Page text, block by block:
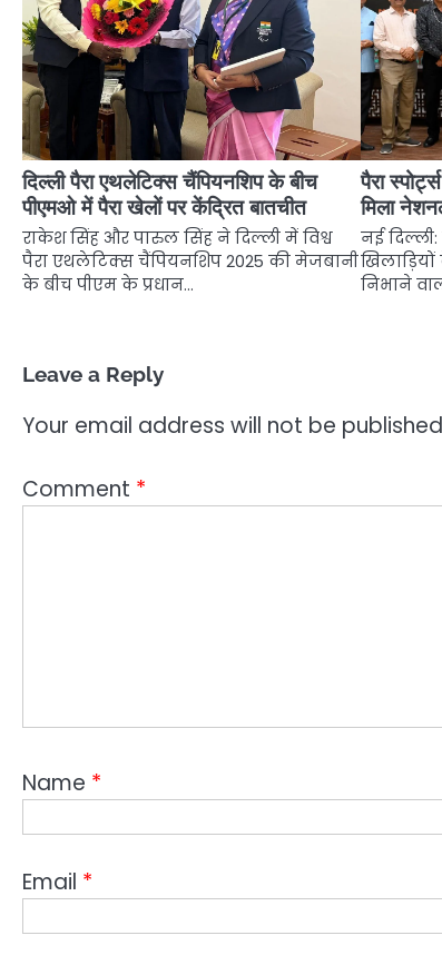
दिल्ली पैरा एथलेटिक्स चैंपियनशिप के बीच
पीएमओ में पैरा खेलों पर केंद्रित बातचीत
राकेश सिंह और पारुल सिंह ने दिल्ली में विश्व
पैरा एथलेटिक्स चैंपियनशिप 2025 की मेजबानी
के बीच पीएम के प्रधान…
पैरा
मिला
नई
निभाने
Leave a Reply
Your email address will not be
Comment *
Name *
Email *